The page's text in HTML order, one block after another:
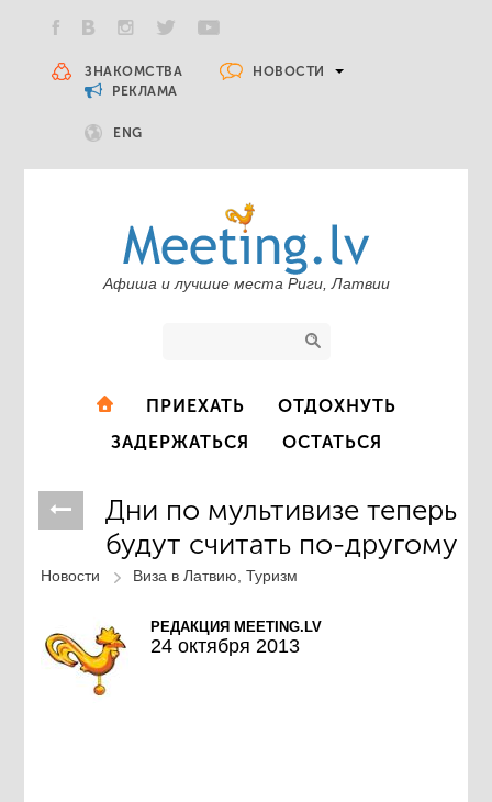
ЗНАКОМСТВА
НОВОСТИ
РЕКЛАМА
ENG
Афиша и лучшие места Риги, Латвии
ПРИЕХАТЬ
ОТДОХНУТЬ
ЗАДЕРЖАТЬСЯ
ОСТАТЬСЯ
Дни по мультивизе теперь
будут считать по-другому
Новости Виза в Латвию, Туризм
РЕДАКЦИЯ MEETING.LV
24 октября 2013